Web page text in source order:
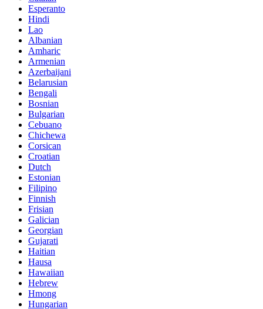
Esperanto
Hindi
Lao
Albanian
Amharic
Armenian
Azerbaijani
Belarusian
Bengali
Bosnian
Bulgarian
Cebuano
Chichewa
Corsican
Croatian
Dutch
Estonian
Filipino
Finnish
Frisian
Galician
Georgian
Gujarati
Haitian
Hausa
Hawaiian
Hebrew
Hmong
Hungarian